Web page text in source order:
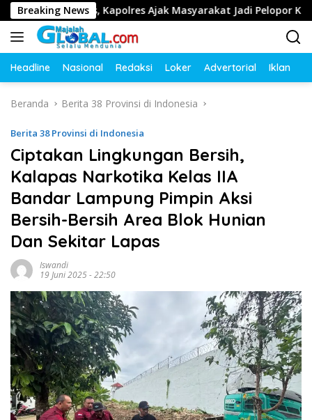
Langsung
ke
konten
Breaking News
Lintas, Kapolres Ajak Masyarakat Jadi Pelopor Keselamatan
Headline Nasional Redaksi Loker Advertorial Iklan
Beranda Berita 38 Provinsi di Indonesia
Berita 38 Provinsi di Indonesia
Ciptakan Lingkungan Bersih,
Kalapas Narkotika Kelas IIA
Bandar Lampung Pimpin Aksi
Bersih-Bersih Area Blok Hunian
Dan Sekitar Lapas
Iswandi
19 Juni 2025 - 22:50